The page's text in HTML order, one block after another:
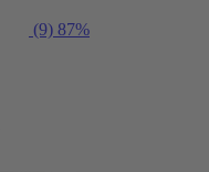
(9) 87%